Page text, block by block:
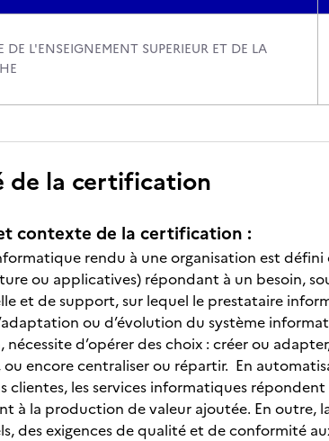
DE L'ENSEIGNEMENT SUPERIEUR ET DE LA
de la certification
contexte de la certification :
rendu à une organisation est
ou applicatives) répondant à un besoin,
et de support, sur lequel le prestataire
ou d’évolution du système
nécessite d’opérer des choix : créer ou
encore centraliser ou répartir. En
clientes, les services informatiques
à la production de valeur ajoutée. En outre,
des exigences de qualité et de conformité